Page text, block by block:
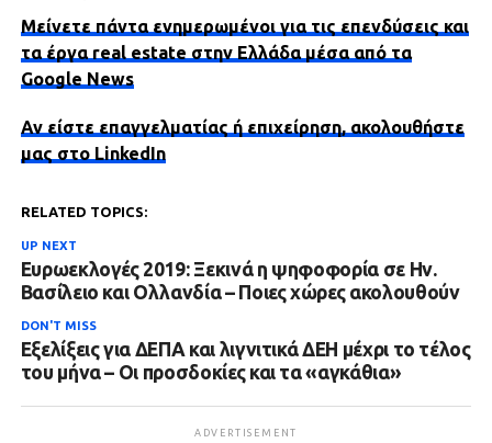
Μείνετε πάντα ενημερωμένοι για τις επενδύσεις και
τα έργα real estate στην Ελλάδα μέσα από τα
Google News
Αν είστε επαγγελματίας ή επιχείρηση, ακολουθήστε
μας στο LinkedIn
RELATED TOPICS:
UP NEXT
Ευρωεκλογές 2019: Ξεκινά η ψηφοφορία σε Ην.
Βασίλειο και Ολλανδία – Ποιες χώρες ακολουθούν
DON'T MISS
Εξελίξεις για ΔΕΠΑ και λιγνιτικά ΔΕΗ μέχρι το τέλος
του μήνα – Οι προσδοκίες και τα «αγκάθια»
ADVERTISEMENT